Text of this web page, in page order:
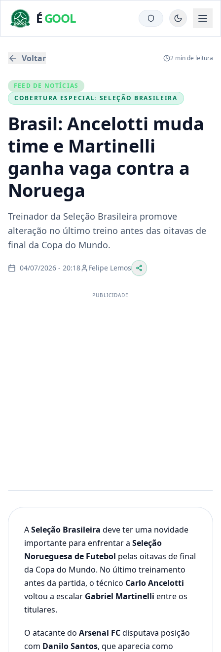
ÉGOOL
Voltar 2 min de leitura
FEED DE NOTÍCIAS
COBERTURA ESPECIAL: SELEÇÃO BRASILEIRA
Brasil: Ancelotti muda
time e Martinelli
ganha vaga contra a
Noruega
Treinador da Seleção Brasileira promove
alteração no último treino antes das oitavas de
final da Copa do Mundo.
04/07/2026 - 20:18 Felipe Lemos
PUBLICIDADE
ASeleção Brasileira deve ter uma novidade
importante para enfrentar a Seleção
Norueguesa de Futebol pelas oitavas de final
da Copa do Mundo. No último treinamento
antes da partida, o técnico Carlo Ancelotti
voltou a escalar Gabriel Martinelli entre os
titulares.
O atacante do Arsenal FCdisputava posição
com Danilo Santos, que aparecia como